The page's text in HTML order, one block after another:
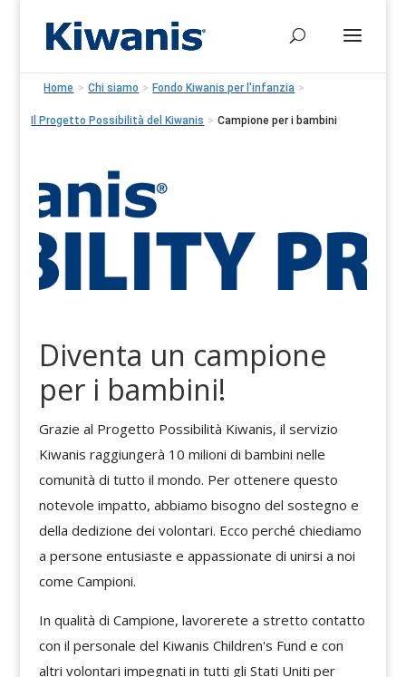
Home > Chi siamo > Fondo Kiwanis per l'infanzia >
Il Progetto Possibilità del Kiwanis > Campione per i bambini
Diventa un campione
per i bambini!
Grazie al Progetto Possibilità Kiwanis, il servizio
Kiwanis raggiungerà 10 milioni di bambini nelle
comunità di tutto il mondo. Per ottenere questo
notevole impatto, abbiamo bisogno del sostegno e
della dedizione dei volontari. Ecco perché chiediamo
a persone entusiaste e appassionate di unirsi a noi
come Campioni.
In qualità di Campione, lavorerete a stretto contatto
con il personale del Kiwanis Children's Fund e con
altri volontari impegnati in tutti gli Stati Uniti per